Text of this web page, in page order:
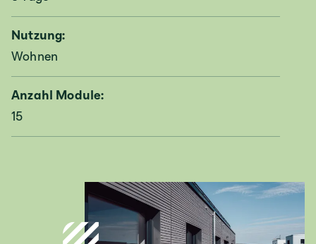
Nutzung:
Wohnen
Anzahl Module:
15
Deutschland